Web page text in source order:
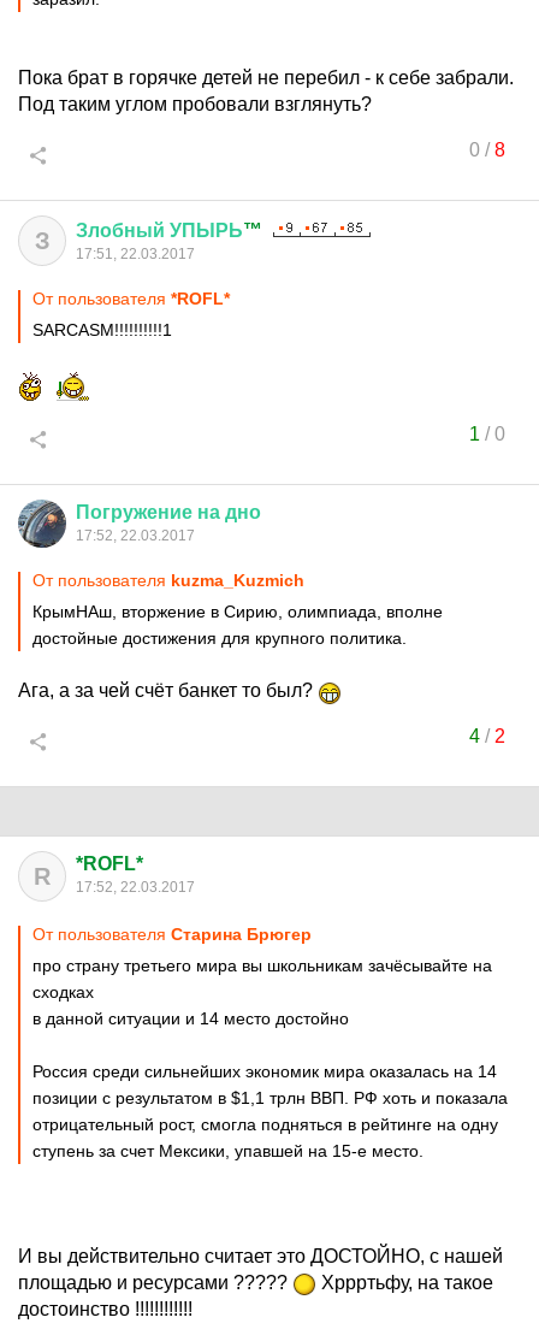
Пока брат в горячке детей не перебил - к себе забрали.
Под таким углом пробовали взглянуть?
0/8
З Злобный УПЫРЬ™
17:51, 22.03.2017
От пользователя *ROFL*
SARCASM!!!!!!!!!!1
1 /0
Погружение на дно
17:52, 22.03.2017
От пользователя kuzma_Kuzmich
КрымНАш, вторжение в Сирию, олимпиада, вполне
достойные достижения для крупного политика.
Ага, а за чей счёт банкет то был?
4/ 2
R *ROFL*
17:52, 22.03.2017
От пользователя Старина Брюгер
про страну третьего мира вы школьникам зачёсывайте на
сходках
в данной ситуации и 14 место достойно
Россия среди сильнейших экономик мира оказалась на 14
позиции с результатом в $1,1 трлн ВВП. РФ хоть и показала
отрицательный рост, смогла подняться в рейтинге на одну
ступень за счет Мексики, упавшей на 15-е место.
И вы действительно считает это ДОСТОЙНО, с нашей
площадью и ресурсами ?????
Хррртьфу, на такое
достоинство !!!!!!!!!!!!